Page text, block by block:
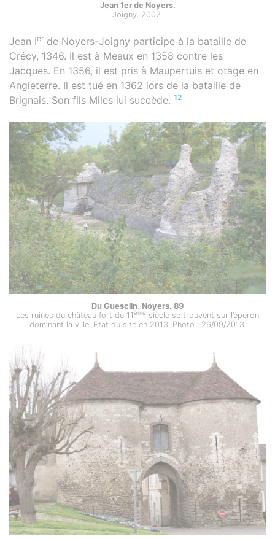
Jean 1er de Noyers.
Joigny. 2002.
Jean Ier de Noyers-Joigny participe à la bataille de
Crécy, 1346. Il est à Meaux en 1358 contre les
Jacques. En 1356, il est pris à Maupertuis et otage en
Angleterre. Il est tué en 1362 lors de la bataille de
Brignais. Son fils Miles lui succède. 12
Du Guesclin. Noyers. 89
Les ruines du château fort du 11ème siècle se trouvent sur l’éperon
dominant la ville. Etat du site en 2013. Photo : 26/09/2013.